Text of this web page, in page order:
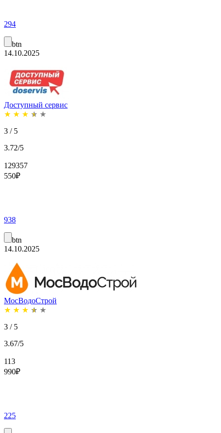
294
btn
14.10.2025
Доступный сервис
★ ★ ★ ★ ★
3 / 5
3.72/5
129357
550₽
938
btn
14.10.2025
МосВодоСтрой
★ ★ ★ ★ ★
3 / 5
3.67/5
113
990₽
225